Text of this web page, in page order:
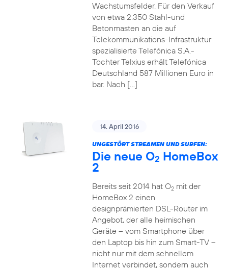
Wachstumsfelder. Für den Verkauf
von etwa 2.350 Stahl-und
Betonmasten an die auf
Telekommunikations-Infrastruktur
spezialisierte Telefónica S.A.-
Tochter Telxius erhält Telefónica
Deutschland 587 Millionen Euro in
bar. Nach […]
14. April 2016
UNGESTÖRT STREAMEN UND SURFEN:
Die neue O2 HomeBox
2
Bereits seit 2014 hat O2mit der
HomeBox 2 einen
designprämierten DSL-Router im
Angebot, der alle heimischen
Geräte – vom Smartphone über
den Laptop bis hin zum Smart-TV –
nicht nur mit dem schnellem
Internet verbindet, sondern auch